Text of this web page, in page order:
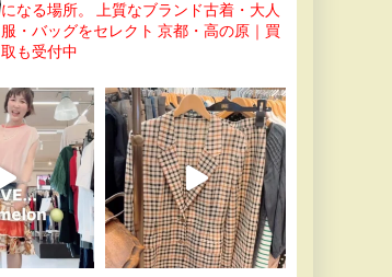
になる場所。
上質なブランド古着・大人
服・バッグをセレクト 京都・高の原｜買
取も受付中